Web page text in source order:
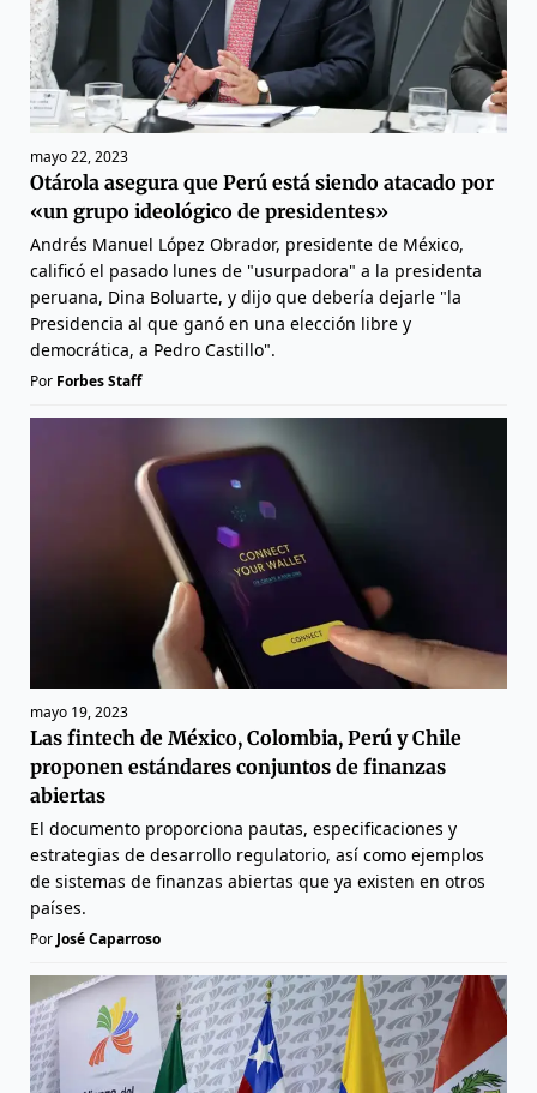
mayo 22, 2023
Otárola asegura que Perú está siendo atacado por
«un grupo ideológico de presidentes»
Andrés Manuel López Obrador, presidente de México,
calificó el pasado lunes de "usurpadora" a la presidenta
peruana, Dina Boluarte, y dijo que debería dejarle "la
Presidencia al que ganó en una elección libre y
democrática, a Pedro Castillo".
Por Forbes Staff
mayo 19, 2023
Las fintech de México, Colombia, Perú y Chile
proponen estándares conjuntos de finanzas
abiertas
El documento proporciona pautas, especificaciones y
estrategias de desarrollo regulatorio, así como ejemplos
de sistemas de finanzas abiertas que ya existen en otros
países.
Por José Caparroso